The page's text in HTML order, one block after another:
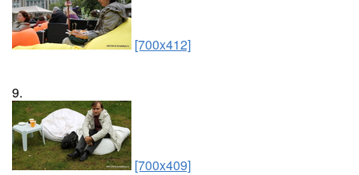
[700x412]
9.
[700x409]